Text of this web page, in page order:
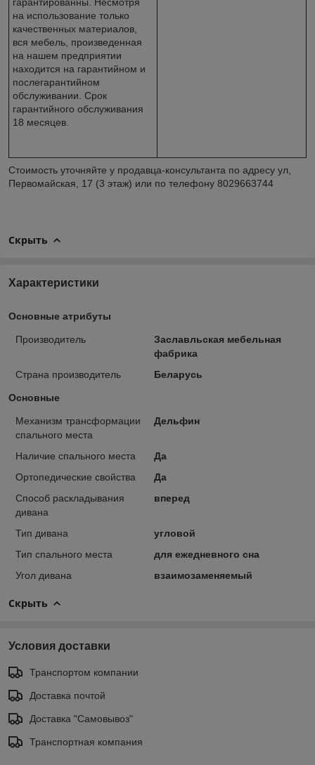
на использование только
качественных материалов,
вся мебель, произведенная
на нашем предприятии
находится на гарантийном и
послегарантийном
обслуживании. Срок
гарантийного обслуживания
18 месяцев.
Стоимость уточняйте у продавца-консультанта по адресу ул,
Первомайская, 17 (3 этаж) или по телефону 8029663744
Скрыть
Характеристики
Основные атрибуты
Производитель
Заславльская мебельная
фабрика
Страна производитель
Беларусь
Основные
Механизм трансформации
спального места
Дельфин
Наличие спального места
Да
Ортопедические свойства
Да
Способ раскладывания
дивана
вперед
Тип дивана
угловой
Тип спального места
для ежедневного сна
Угол дивана
взаимозаменяемый
Скрыть
Условия доставки
Транспортом компании
Доставка почтой
Доставка "Самовывоз"
Транспортная компания